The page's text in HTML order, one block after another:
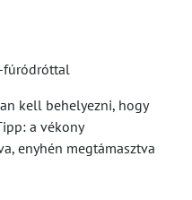
fúródróttal
kell behelyezni, hogy
a vékony
enyhén megtámasztva